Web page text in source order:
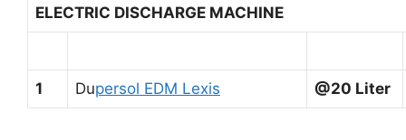
ELECTRIC DISCHARGE MACHINE
1 Dupersol EDM Lexis @20 Liter